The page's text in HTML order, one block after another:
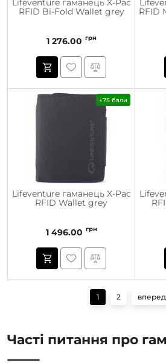
RFID Bi-Fold Wallet grey
1 276.00 грн
RFID
+75 бали
Lifeventure гаманець X-Pac
RFID Wallet grey
1 496.00 грн
1 2
Часті питання про